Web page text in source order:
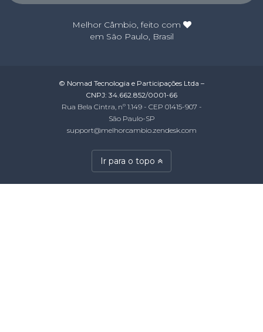
Melhor Câmbio, feito com
em São Paulo, Brasil
© Nomad Tecnologia e Participações Ltda –
CNPJ: 34.662.852/0001-66
Rua Bela Cintra, nº 1.149 - CEP 01415-907 -
São Paulo-SP
support@melhorcambio.zendesk.com
Ir para o topo